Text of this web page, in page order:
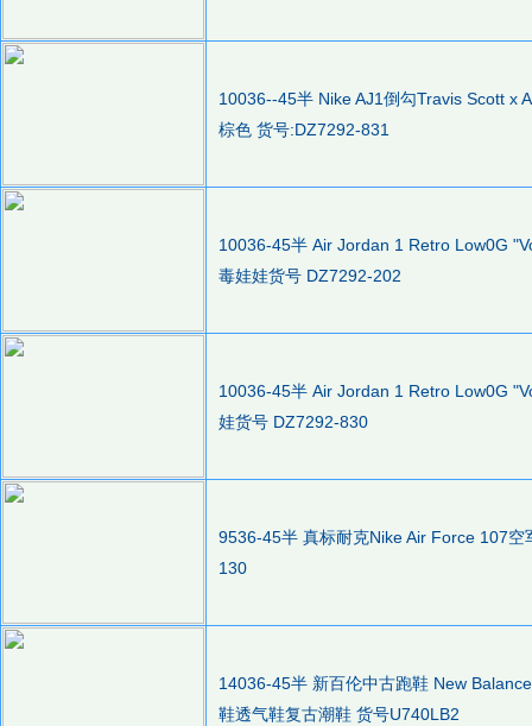
10036--45半 Nike AJ1倒勾Travis Scott x
棕色 货号:DZ7292-831
10036-45半 Air Jordan 1 Retro Low0G
毒娃娃货号 DZ7292-202
10036-45半 Air Jordan 1 Retro Low0G
娃货号 DZ7292-830
9536-45半 真标耐克Nike Air Force 107
130
14036-45半 新百伦中古跑鞋 New
鞋透气鞋复古潮鞋 货号U740LB2